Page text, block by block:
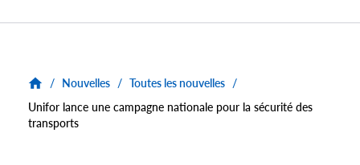
/ Nouvelles / Toutes les nouvelles /
Unifor lance une campagne nationale pour la sécurité des
transports